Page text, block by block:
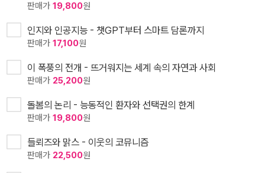
판매가 19,800원
인지와 인공지능 - 챗GPT부터 스마트 담론까지
판매가 17,100원
이 폭풍의 전개 - 뜨거워지는 세계 속의 자연과 사회
판매가 25,200원
돌봄의 논리 - 능동적인 환자와 선택권의 한계
판매가 19,800원
들뢰즈와 맑스 - 이웃의 코뮤니즘
판매가 22,500원